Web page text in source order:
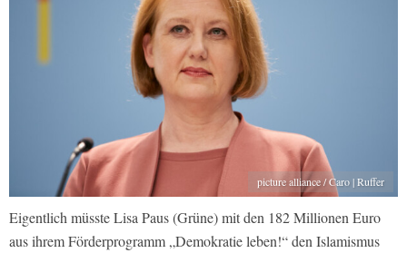
picture alliance / Caro | Ruffer
Eigentlich müsste Lisa Paus (Grüne) mit den 182 Millionen Euro
aus ihrem Förderprogramm „Demokratie leben!“ den Islamismus